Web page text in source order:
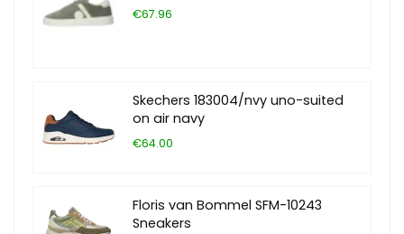
€67.96
Skechers 183004/nvy uno-suited
on air navy
€64.00
Floris van Bommel SFM-10243
Sneakers